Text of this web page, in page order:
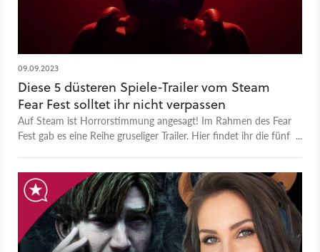
09.09.2023
Diese 5 düsteren Spiele-Trailer vom Steam
Fear Fest solltet ihr nicht verpassen
Auf Steam ist Horrorstimmung angesagt! Im Rahmen des Fear
Fest gab es eine Reihe gruseliger Trailer. Hier findet ihr die fünf